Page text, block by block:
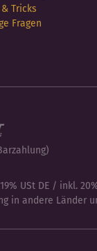
Tricks
Fragen
USt DE / inkl.
in andere Länder